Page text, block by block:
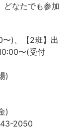
どなたでも参加
〜)、【2班】出
〜(受付
)
)
43-2050